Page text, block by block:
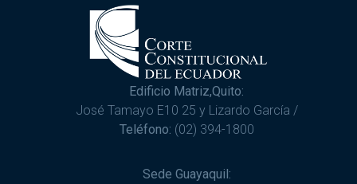
Edificio Matriz,Quito:
José Tamayo E10 25 y Lizardo García /
Teléfono: (02) 394-1800
Sede Guayaquil: